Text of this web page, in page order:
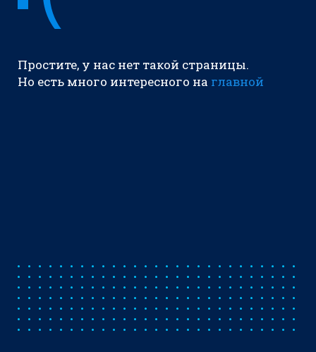
Простите, у нас нет такой страницы.
Но есть много интересного на главной